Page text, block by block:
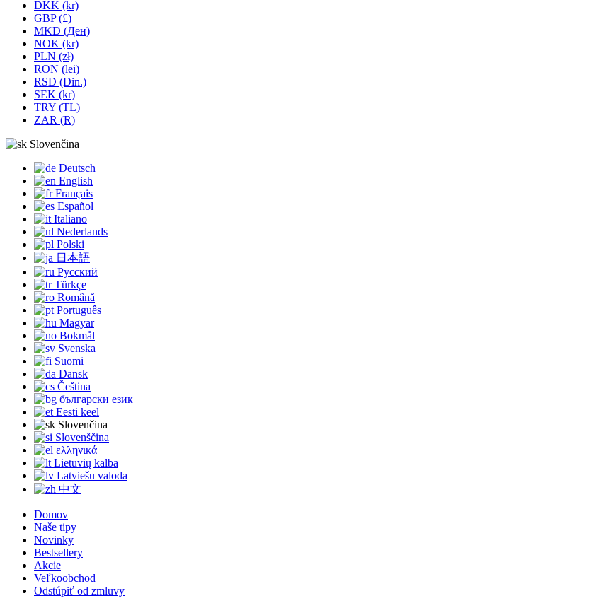
DKK (kr)
GBP (£)
MKD (Ден)
NOK (kr)
PLN (zł)
RON (lei)
RSD (Din.)
SEK (kr)
TRY (TL)
ZAR (R)
Slovenčina
Deutsch
English
Français
Español
Italiano
Nederlands
Polski
日本語
Русский
Türkçe
Română
Português
Magyar
Bokmål
Svenska
Suomi
Dansk
Čeština
български език
Eesti keel
Slovenčina
Slovenščina
ελληνικά
Lietuvių kalba
Latviešu valoda
中文
Domov
Naše tipy
Novinky
Bestsellery
Akcie
Veľkoobchod
Odstúpiť od zmluvy